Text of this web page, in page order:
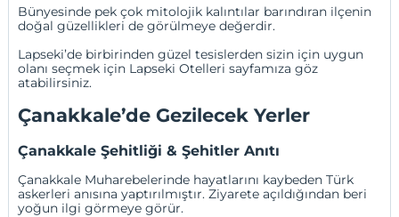
Bünyesinde pek çok mitolojik kalıntılar barındıran ilçenin
doğal güzellikleri de görülmeye değerdir.
Lapseki’de birbirinden güzel tesislerden sizin için uygun
olanı seçmek için Lapseki Otelleri sayfamıza göz
atabilirsiniz.
Çanakkale’de Gezilecek Yerler
Çanakkale Şehitliği & Şehitler Anıtı
Çanakkale Muharebelerinde hayatlarını kaybeden Türk
askerleri anısına yaptırılmıştır. Ziyarete açıldığından beri
yoğun ilgi görmeye görür.